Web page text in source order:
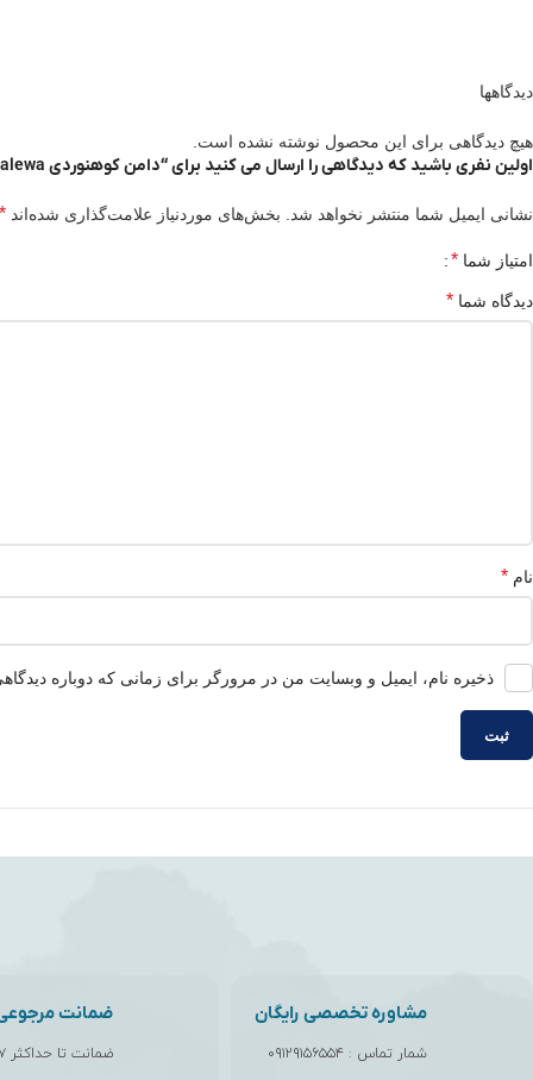
دیدگاهها
هیچ دیدگاهی برای این محصول نوشته نشده است.
اولین نفری باشید که دیدگاهی را ارسال می کنید برای “دامن کوهنوردی Salewa مدل AMBIEZ DRY”
نشانی ایمیل شما منتشر نخواهد شد. بخش‌های موردنیاز علامت‌گذاری شده‌اند *
امتیاز شما *
دیدگاه شما *
نام *
ذخیره نام، ایمیل و وبسایت من در مرورگر برای زمانی که دوباره
مشاوره تخصصی رایگان
شمار تماس : ۰۹۱۲۹۱۵۶۵۵۴
ضمانت مرجوعی
ضمانت تا حداکثر ۷ روز